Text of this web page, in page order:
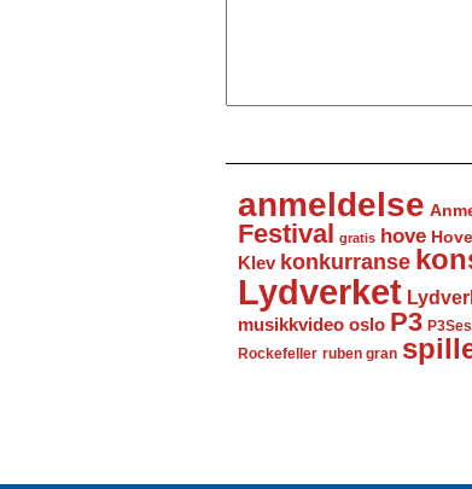
anmeldelse
Festival gratis hove
Klev konkurranse
Lydverket
musikkvideo oslo P3
Rockefeller ruben gran